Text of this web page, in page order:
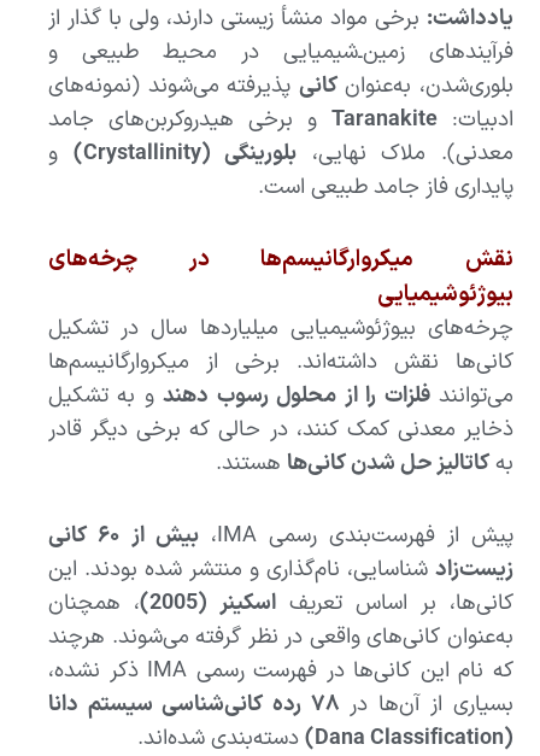
یادداشت:برخی مواد منشأ زیستی دارند، ولی با گذار از
فرآیندهای زمین‌ـ‌شیمیایی در محیط طبیعی و
بلوری‌شدن، به‌عنوان کانیپذیرفته می‌شوند (نمونه‌های
ادبیات: Taranakiteو برخی هیدروکربن‌های جامد
معدنی). ملاک نهایی، بلورینگی (Crystallinity)
و
پایداری فاز جامد طبیعی است.
نقش میکروارگانیسم‌ها در چرخه‌های
بیوژئوشیمیایی
چرخه‌های بیوژئوشیمیایی میلیاردها سال در تشکیل
کانی‌ها نقش داشته‌اند. برخی از میکروارگانیسم‌ها
می‌توانند فلزات را از محلول رسوب دهندو به تشکیل
ذخایر معدنی کمک کنند، در حالی که برخی دیگر قادر
بهکاتالیز حل شدن کانی‌هاهستند.
پیش از فهرست‌بندی رسمی IMA،
بیش از ۶۰ کانی
زیست‌زادشناسایی، نام‌گذاری و منتشر شده بودند. این
کانی‌ها، بر اساس تعریف اسکینر (2005)
، همچنان
به‌عنوان کانی‌های واقعی در نظر گرفته می‌شوند. هرچند
که نام این کانی‌ها در فهرست رسمی IMA ذکر نشده،
بسیاری از آن‌ها در
۷۸ رده کانی‌شناسی سیستم دانا
(Dana Classification)
دسته‌بندی شده‌اند.